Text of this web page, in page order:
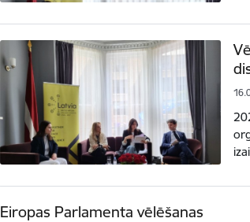
Eiropas Parlamenta vēlēšanas